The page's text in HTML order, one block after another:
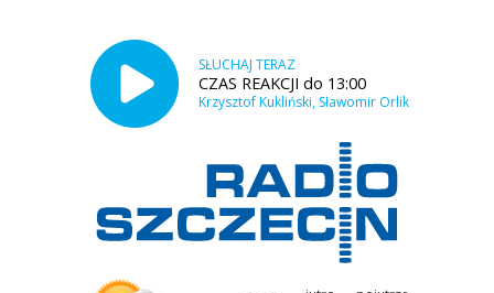
SŁUCHAJ TERAZ
CZAS REAKCJI do 13:00
Krzysztof Kukliński, Sławomir Orlik